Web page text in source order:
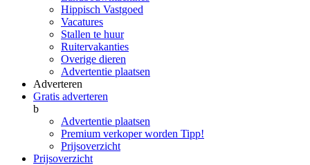
Hippisch Vastgoed
Vacatures
Stallen te huur
Ruitervakanties
Overige dieren
Advertentie plaatsen
Adverteren
Gratis adverteren
b
Advertentie plaatsen
Premium verkoper worden Tipp!
Prijsoverzicht
Prijsoverzicht